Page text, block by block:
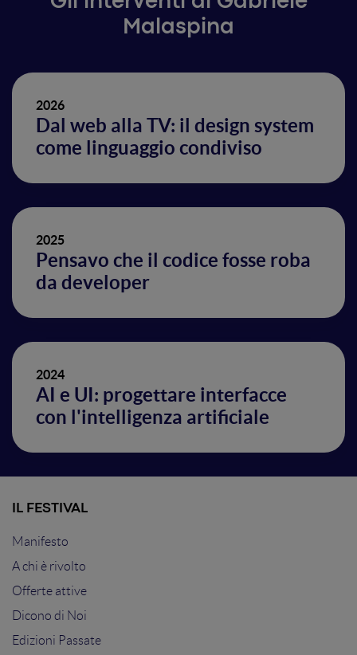
Malaspina
2026
Dal web alla TV: il design system
come linguaggio condiviso
2025
Pensavo che il codice fosse roba
da developer
2024
AI e UI: progettare interfacce
con l'intelligenza artificiale
IL FESTIVAL
Manifesto
A chi è rivolto
Offerte attive
Dicono di Noi
Edizioni Passate